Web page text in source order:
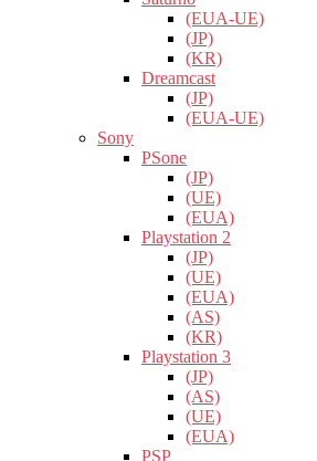
(EUA-UE)
(JP)
(KR)
Dreamcast
(JP)
(EUA-UE)
Sony
PSone
(JP)
(UE)
(EUA)
Playstation 2
(JP)
(UE)
(EUA)
(AS)
(KR)
Playstation 3
(JP)
(AS)
(UE)
(EUA)
PSP